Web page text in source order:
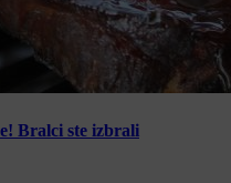
Bralci ste izbrali